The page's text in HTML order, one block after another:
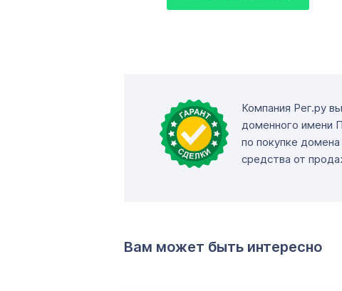
Компания Рег.ру
доменного имени
по покупке
средства от
Вам может быть интересно